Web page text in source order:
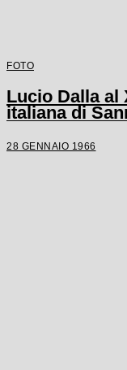
FOTO
Lucio Dalla al
italiana di
28 GENNAIO 1966